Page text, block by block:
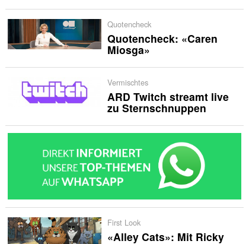
Quotencheck
Quotencheck: «Caren
Miosga»
Vermischtes
ARD Twitch streamt live
zu Sternschnuppen
First Look
«Alley Cats»: Mit Ricky